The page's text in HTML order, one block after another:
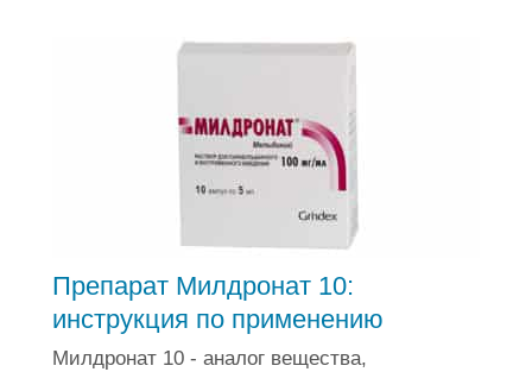
Препарат Милдронат 10:
инструкция по применению
Милдронат 10 - аналог вещества,